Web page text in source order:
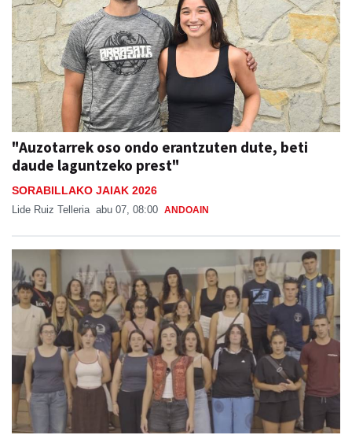
"Auzotarrek oso ondo erantzuten dute, beti
daude laguntzeko prest"
SORABILLAKO JAIAK 2026
Lide Ruiz Telleria abu 07, 08:00 ANDOAIN